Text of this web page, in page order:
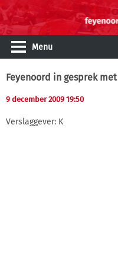
Menu
Feyenoord in gesprek
9 december 2009 19:50
Verslaggever: K